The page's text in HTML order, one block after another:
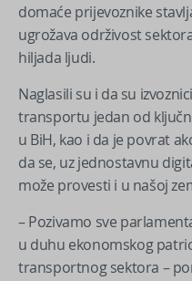
domaće prijevoznike
ugrožava održivost
hiljada ljudi.
Naglasili su i da su
transportu jedan od
u BiH, kao i da je povrat
da se, uz jednostavnu
može provesti i u našoj
– Pozivamo sve
u duhu ekonomskog
transportnog sektora –